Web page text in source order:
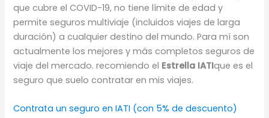
que cubre el COVID-19, no tiene límite de edad y
permite seguros multiviaje (incluidos viajes de larga
duración) a cualquier destino del mundo. Para mí son
actualmente los mejores y más completos seguros de
viaje del mercado. recomiendo el Estrella IATIque es el
seguro que suelo contratar en mis viajes.
Contrata un seguro en IATI (con 5% de descuento)